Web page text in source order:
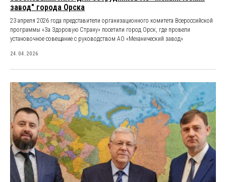
завод" города Орска
23 апреля 2026 года представители организационного комитета Всероссийской
программы «За Здоровую Страну» посетили город Орск, где провели
установочное совещание с руководством АО «Механический завод»
24.04.2026